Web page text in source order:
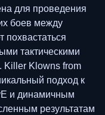
для проведения
боев между
похвастаться
тактическими
Killer Klowns from
подход к
и динамичным
результатам